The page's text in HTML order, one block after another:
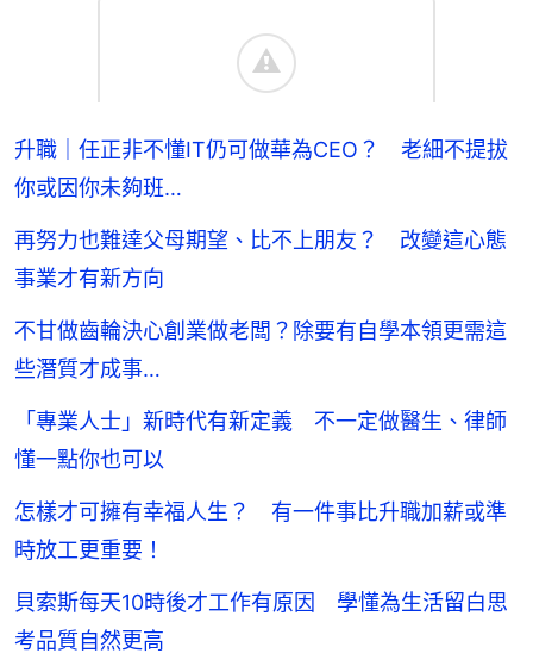
升職｜任正非不懂IT仍可做華為CEO？ 老細不提拔
你或因你未夠班…
再努力也難達父母期望、比不上朋友？ 改變這心態
事業才有新方向
不甘做齒輪決心創業做老闆？除要有自學本領更需這
些潛質才成事…
「專業人士」新時代有新定義 不一定做醫生、律師
懂一點你也可以
怎樣才可擁有幸福人生？ 有一件事比升職加薪或準
時放工更重要！
貝索斯每天10時後才工作有原因 學懂為生活留白思
考品質自然更高